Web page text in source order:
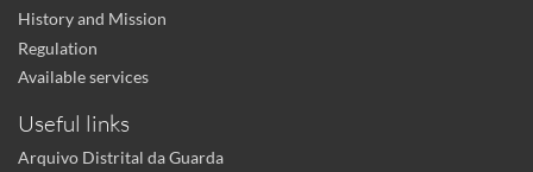
History and Mission
Regulation
Available services
Useful links
Arquivo Distrital da Guarda